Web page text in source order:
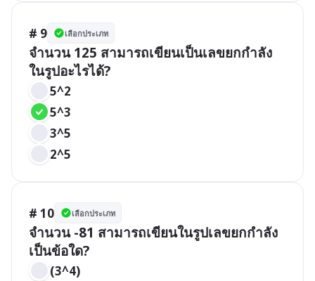
# 9 เลือกประเภท
จำนวน 125 สามารถเขียนเป็นเลขยกกำลัง
ในรูปอะไรได้?
5^2
5^3
3^5
2^5
# 10 เลือกประเภท
จำนวน -81 สามารถเขียนในรูปเลขยกกำลัง
เป็นข้อใด?
(3^4)